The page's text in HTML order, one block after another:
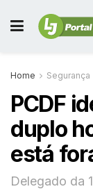
Home Segurança
PCDF
duplo
está
Delegado da